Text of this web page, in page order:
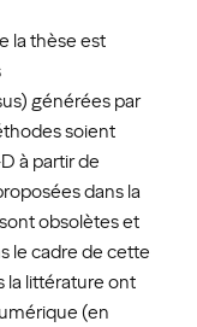
la thèse est
générées par
soient
à partir de
dans la
obsolètes et
le cadre de cette
la littérature ont
(en